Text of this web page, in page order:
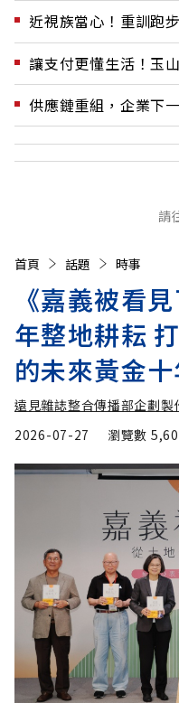
近視族當心！重訓跑
讓支付更懂生活！玉
供應鏈重組，企業下
請
首頁 話題 時事
《嘉義被看
年整地耕耘
的未來黃金
遠見雜誌整合傳播部企劃製
2026-07-27
瀏覽數